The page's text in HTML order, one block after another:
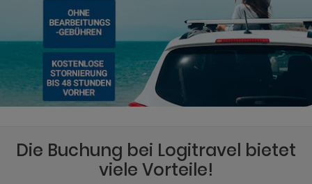
Die Buchung bei Logitravel bietet
viele Vorteile!